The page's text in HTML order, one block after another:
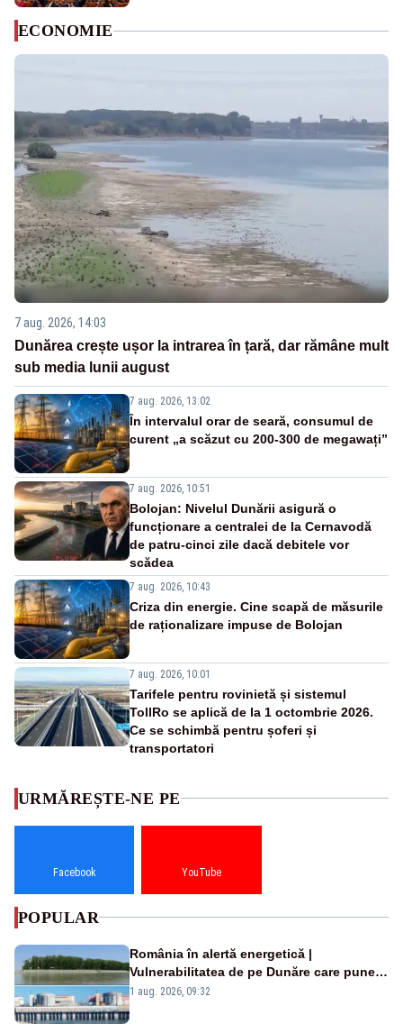
ECONOMIE
7 aug. 2026, 14:03
Dunărea crește ușor la intrarea în țară, dar rămâne mult
sub media lunii august
7 aug. 2026, 13:02
În intervalul orar de seară, consumul de
curent „a scăzut cu 200-300 de megawați”
7 aug. 2026, 10:51
Bolojan: Nivelul Dunării asigură o
funcționare a centralei de la Cernavodă
de patru-cinci zile dacă debitele vor
scădea
7 aug. 2026, 10:43
Criza din energie. Cine scapă de măsurile
de raționalizare impuse de Bolojan
7 aug. 2026, 10:01
Tarifele pentru rovinietă și sistemul
TollRo se aplică de la 1 octombrie 2026.
Ce se schimbă pentru șoferi și
transportatori
URMĂREȘTE-NE PE
Facebook YouTube
POPULAR
România în alertă energetică |
Vulnerabilitatea de pe Dunăre care pune
în pericol Centrala Cernavodă era
1 aug. 2026, 09:32